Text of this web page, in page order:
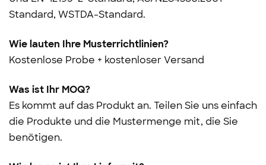
Standard, WSTDA-Standard.
Wie lauten Ihre Musterrichtlinien?
Kostenlose Probe + kostenloser Versand
Was ist Ihr MOQ?
Es kommt auf das Produkt an. Teilen Sie uns einfach
die Produkte und die Mustermenge mit, die Sie
benötigen.